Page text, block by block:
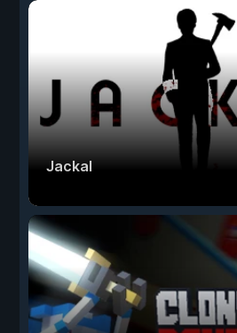
Jackal